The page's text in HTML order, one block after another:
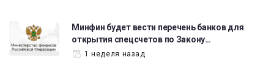
Минфин будет вести перечень банков для
открытия спецсчетов по Закону…
1 неделя назад